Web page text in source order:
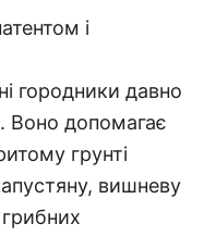
і
городники давно
Воно допомагає
грунті
вишневу
грибних